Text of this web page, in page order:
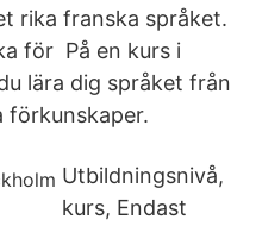
rika franska språket.
för På en kurs i
lära dig språket från
förkunskaper.
Utbildningsnivå,
kurs, Endast